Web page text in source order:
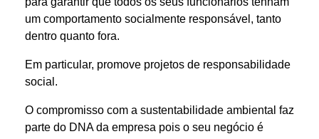
um comportamento socialmente responsável, tanto
dentro quanto fora.
Em particular, promove projetos de responsabilidade
social.
O compromisso com a sustentabilidade ambiental faz
parte do DNA da empresa pois o seu negócio é